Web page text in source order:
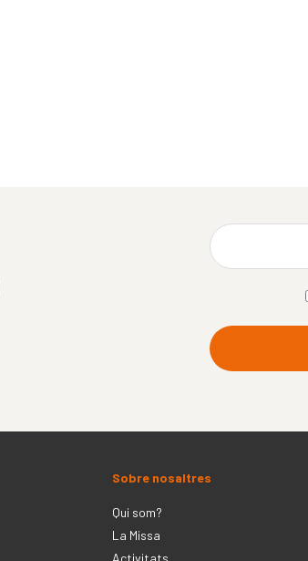
Sobre nosaltres
Qui som?
La Missa
Activitats